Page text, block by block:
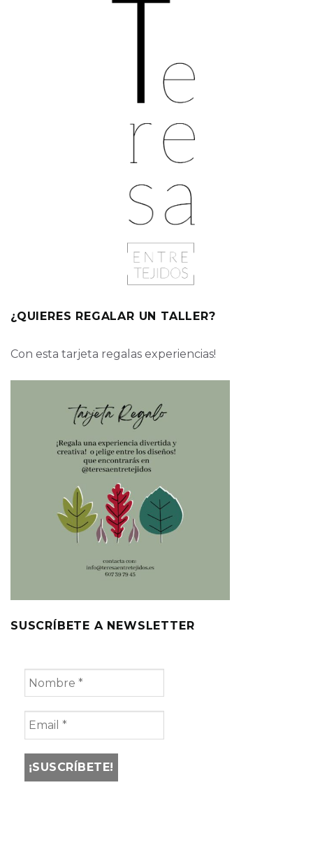
¿QUIERES REGALAR UN TALLER?
Con esta tarjeta regalas experiencias!
SUSCRÍBETE A NEWSLETTER